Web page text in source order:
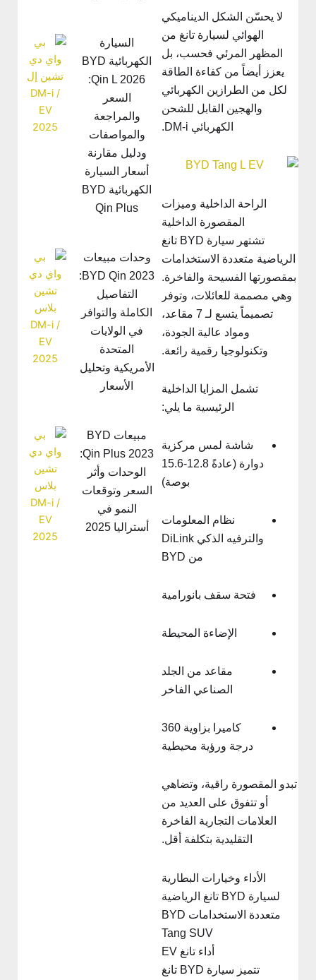
لا يحسّن الشكل الديناميكي
الهوائي لسيارة تانغ من
المظهر المرئي فحسب، بل
يعزز أيضاً من كفاءة الطاقة
لكل من الطرازين الكهربائي
والهجين القابل للشحن
الكهربائي DM-i.
الراحة الداخلية وميزات
المقصورة الداخلية
تشتهر سيارة BYD تانغ
الرياضية متعددة الاستخدامات
بمقصورتها الفسيحة والفاخرة.
وهي مصممة للعائلات، وتوفر
تصميماً يتسع لـ 7 مقاعد،
ومواد عالية الجودة،
وتكنولوجيا رقمية رائعة.
تشمل المزايا الداخلية
الرئيسية ما يلي:
شاشة لمس مركزية
دوارة (عادةً 12.8-15.6
بوصة)
نظام المعلومات
والترفيه الذكي DiLink
فتحة سقف بانورامية
الإضاءة المحيطة
مقاعد من الجلد
الصناعي الفاخر
كاميرا بزاوية 360
درجة ورؤية محيطية
المقصورة راقية، وتضاهي
أو تتفوق على العديد من
العلامات التجارية الفاخرة
التقليدية بتكلفة أقل.
الأداء وخيارات البطارية
لسيارة BYD تانغ الرياضية
متعددة الاستخدامات BYD
Tang SUV
أداء تانغ EV
تتميز سيارة BYD تانغ
السيارة
الكهربائية BYD
السعر
والمراجعة
والمواصفات
ودليل مقارنة
أسعار السيارة
الكهربائية BYD
Qin Plus
وحدات مبيعات
BYD Qin 2023:
التفاصيل
الكاملة والتوافر
في الولايات
المتحدة
الأمريكية وتحليل
الأسعار
مبيعات BYD
الوحدات وأثر
السعر وتوقعات
النمو في
أستراليا 2025